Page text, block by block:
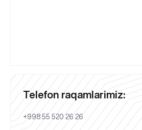
Telefon raqamlarimiz:
+998 55 520 26 26